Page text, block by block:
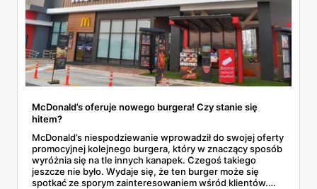
McDonald’s oferuje nowego burgera! Czy stanie się
hitem?
McDonald’s niespodziewanie wprowadził do swojej oferty
promocyjnej kolejnego burgera, który w znaczący sposób
wyróżnia się na tle innych kanapek. Czegoś takiego
jeszcze nie było. Wydaje się, że ten burger może się
spotkać ze sporym zainteresowaniem wśród klientów.